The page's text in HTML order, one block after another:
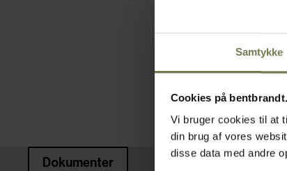
Samtykke
Cookies på
Vi bruger cookies til at
din brug af vores
disse data med andre
Dokumenter